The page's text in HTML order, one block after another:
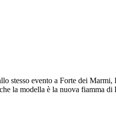
stesso evento a Forte dei
la modella è la nuova fiamma di